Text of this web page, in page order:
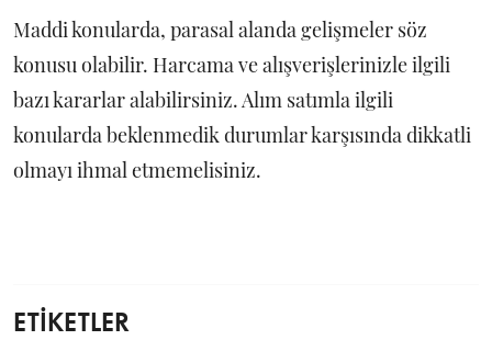
Maddi konularda, parasal alanda gelişmeler söz
konusu olabilir. Harcama ve alışverişlerinizle ilgili
bazı kararlar alabilirsiniz. Alım satımla ilgili
konularda beklenmedik durumlar karşısında dikkatli
olmayı ihmal etmemelisiniz.
ETİKETLER